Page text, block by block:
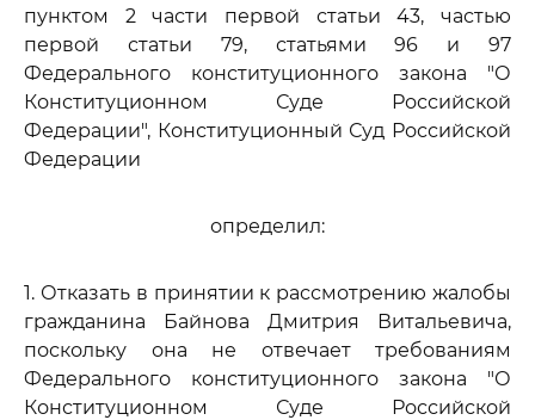
пунктом 2 части первой статьи 43, частью
первой статьи 79, статьями 96 и 97
Федерального конституционного закона "О
Конституционном Суде Российской
Федерации", Конституционный Суд Российской
Федерации
определил:
1. Отказать в принятии к рассмотрению жалобы
гражданина Байнова Дмитрия Витальевича,
поскольку она не отвечает требованиям
Федерального конституционного закона "О
Конституционном Суде Российской